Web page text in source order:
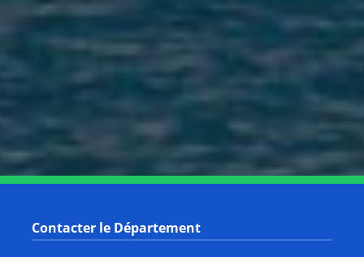
Notre page Instagram
Notre page Facebook
Notre page XNotre page Tiktok
Notre page
Contacter le Département